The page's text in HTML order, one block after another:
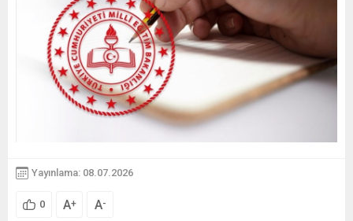
Yayınlama: 08.07.2026
0 A+ A-